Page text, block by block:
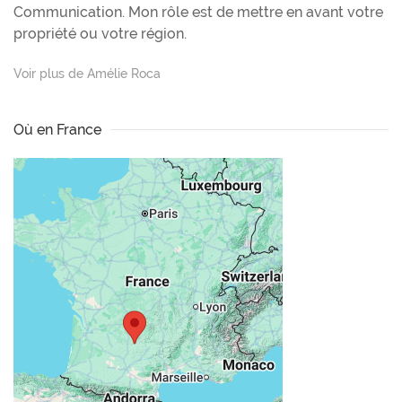
Communication. Mon rôle est de mettre en avant votre
propriété ou votre région.
Voir plus de Amélie Roca
Où en France